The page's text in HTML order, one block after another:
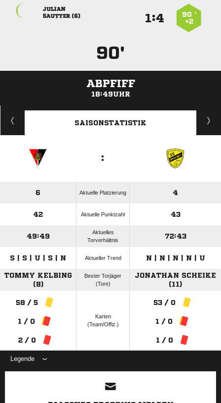
90 ’
+2
:

 
90'
ABPFIFF
18:49UHR
ANZEIGE
SAISONSTATISTIK
:
6 Aktuelle Platzierung 4
42 Aktuelle Punktzahl 43
49:49
Aktuelles
Torverhältnis
72:43
S | S | U | S | N Aktueller Trend N | N | N | N | U
TOMMY KELBING
(8)
Bester Torjäger
(Tore)
JONATHAN SCHEIKE
(11)
58 / 5
1 / 0
2 / 0
Karten
(Team/Offiz.)
53 / 0
1 / 0
1 / 0
Legende
ANZEIGE